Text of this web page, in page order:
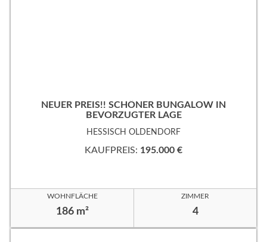
NEUER PREIS!! SCHÖNER BUNGALOW IN
BEVORZUGTER LAGE
HESSISCH OLDENDORF
KAUFPREIS: 195.000 €
WOHNFLÄCHE
186 m²
ZIMMER
4